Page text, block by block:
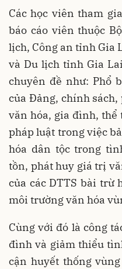
Các học viên tham
báo cáo viên thuộc
lịch, Công an tỉnh Gia
và Du lịch tỉnh Gia
chuyên đề như: Phổ
của Đảng, chính sách,
văn hóa, gia đình, thể
pháp luật trong việc
hóa dân tộc trong
tồn, phát huy giá trị
của các DTTS bài trừ
môi trường văn hóa
Cùng với đó là công
đình và giảm thiểu
cận huyết thống